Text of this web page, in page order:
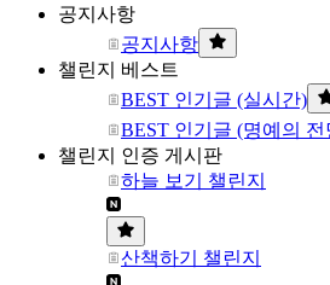
공지사항
공지사항
챌린지 베스트
BEST 인기글 (실시간)
BEST 인기글 (명예의 전
챌린지 인증 게시판
하늘 보기 챌린지
산책하기 챌린지